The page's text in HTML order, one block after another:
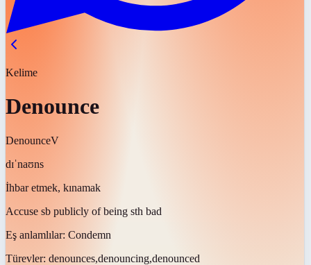
Kelime
Denounce
DenounceV
dɪˈnaʊns
İhbar etmek, kınamak
Accuse sb publicly of being sth bad
Eş anlamlılar: Condemn
Türevler: denounces,denouncing,denounced